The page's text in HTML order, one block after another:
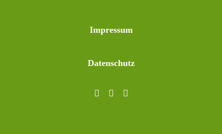
Impressum
Datenschutz